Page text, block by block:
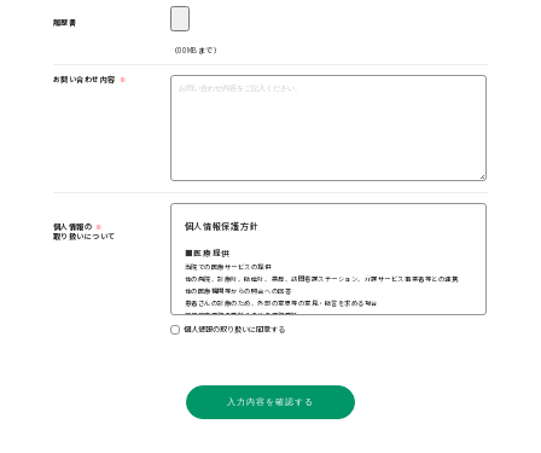
履歴書
（00MBまで）
お問い合わせ内容
個人情報の
取り扱いについて
個人情報保護方針
■医療提供
当院での医療サービスの提供
他の病院、診療所、助産所、薬局、訪問看護ステーション、介護サービス事業者等との連携
他の医療機関等からの照会への回答
患者さんの診療のため、外部の意思等の意見・助言を求める場合
検体検査業務の委託その他の業務委託
ご家族等への病状説明
審査支払機関へのレセプトの提出
審査支払期間又は保険者からの照会への回答
公費負担医療に関する行政機関等へのレセプトの提出、照会への回答
その他、医療・介護・労災保険、および公費負担医療に関する診療費請求のための利用
個人情報の取り扱いに同意する
入力内容を確認する